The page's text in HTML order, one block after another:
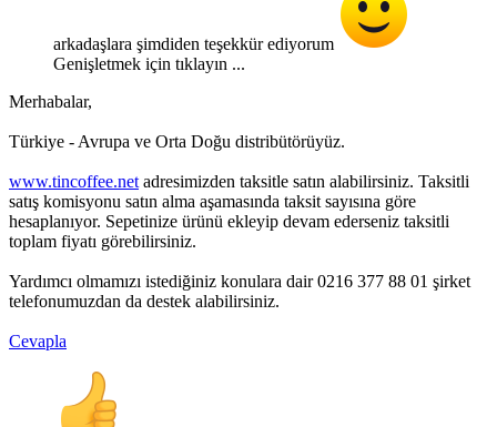
arkadaşlara şimdiden teşekkür ediyorum
Genişletmek için tıklayın ...
Merhabalar,
Türkiye - Avrupa ve Orta Doğu distribütörüyüz.
www.tincoffee.net adresimizden taksitle satın alabilirsiniz. Taksitli
satış komisyonu satın alma aşamasında taksit sayısına göre
hesaplanıyor. Sepetinize ürünü ekleyip devam ederseniz taksitli
toplam fiyatı görebilirsiniz.
Yardımcı olmamızı istediğiniz konulara dair 0216 377 88 01 şirket
telefonumuzdan da destek alabilirsiniz.
Cevapla